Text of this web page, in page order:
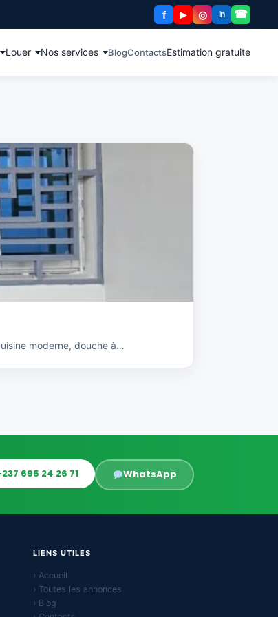
f ▶ ◎ in ☎
Louer Nos services BlogContactsEstimation gratuite
moderne, douche à…
695 24 26 71 WhatsApp
LIENS UTILES
› Accueil
› Toutes les annonces
› Blog